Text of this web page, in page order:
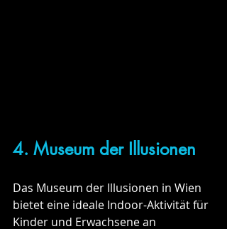
4. Museum der Illusionen
Das Museum der Illusionen in Wien
bietet eine ideale Indoor-Aktivität für
Kinder und Erwachsene an